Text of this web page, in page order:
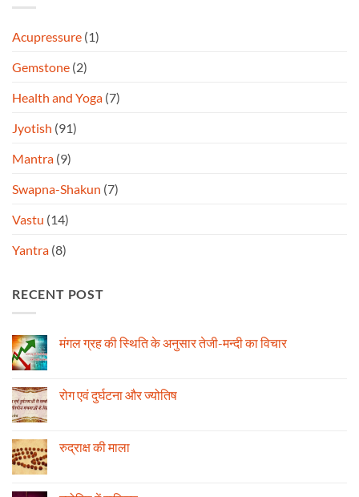
Acupressure (1)
Gemstone (2)
Health and Yoga (7)
Jyotish (91)
Mantra (9)
Swapna-Shakun (7)
Vastu (14)
Yantra (8)
RECENT POST
मंगल ग्रह की स्थिति के अनुसार तेजी-मन्दी का विचार
मंगल
ग्रह
अनुसार
तेजी-
रोग एवं दुर्घटना और ज्योतिष
रोग
एवं
रुद्राक्ष की माला
रुद्राक्ष